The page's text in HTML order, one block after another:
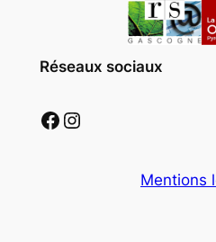
Réseaux sociaux
Facebook Instagram
Mentions